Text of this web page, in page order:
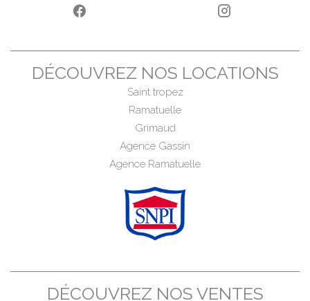
DÉCOUVREZ NOS LOCATIONS
Saint tropez
Ramatuelle
Grimaud
Agence Gassin
Agence Ramatuelle
DÉCOUVREZ NOS VENTES